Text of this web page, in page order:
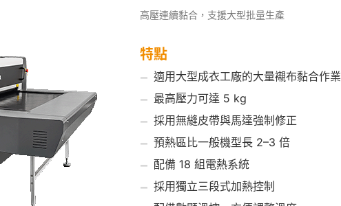
高壓連續黏合，支援大型批量生產
特點
適用大型成衣工廠的大量襯布黏合作業
最高壓力可達 5 kg
採用無縫皮帶與馬達強制修正
預熱區比一般機型長 2–3 倍
配備 18 組電熱系統
採用獨立三段式加熱控制